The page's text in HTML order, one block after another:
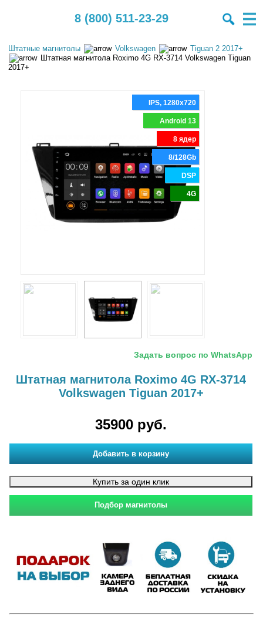
8 (800) 511-23-29
Штатные магнитолы Volkswagen
Tiguan 2 2017+
Штатная магнитола Roximo 4G RX-3714 Volkswagen Tiguan
2017+
IPS, 1280x720
Android 13
8 ядер
8/128Gb
DSP
4G
Задать вопрос по WhatsApp
Штатная магнитола Roximo 4G RX-3714
Volkswagen Tiguan 2017+
35900 руб.